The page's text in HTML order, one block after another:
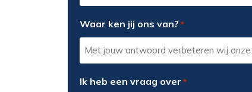
Waar ken jij ons van? *
Ik heb een vraag over *